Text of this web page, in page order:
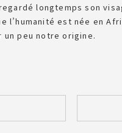
longtemps son
l’humanité est née en
un peu notre origine.